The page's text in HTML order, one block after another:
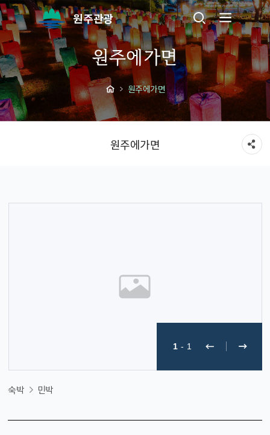
원주관광
원주에가면
원주에가면
원주에가면
1 - 1
숙박 민박